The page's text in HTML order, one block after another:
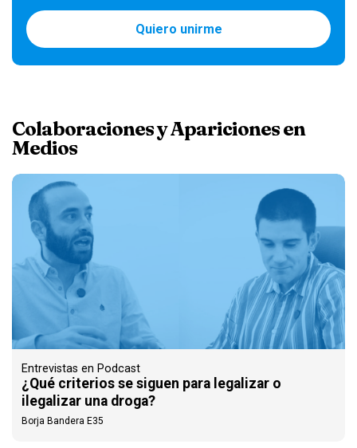
Quiero unirme
Colaboraciones y Apariciones en
Medios
Entrevistas en Podcast
¿Qué criterios se siguen para legalizar o
ilegalizar una droga?
Borja Bandera E35